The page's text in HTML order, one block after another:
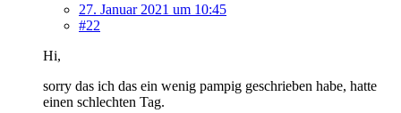
27. Januar 2021 um 10:45
#22
Hi,
sorry das ich das ein wenig pampig geschrieben habe, hatte
einen schlechten Tag.